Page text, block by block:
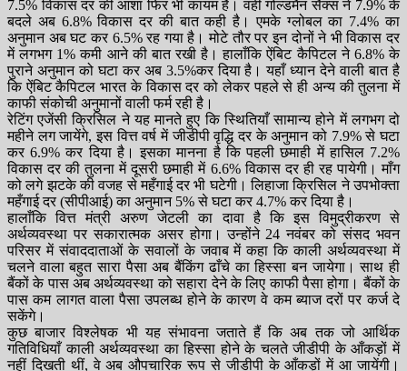
7.5% विकास दर की आशा फिर भी कायम है। वहीं गोल्डमैन सैक्स ने 7.9% के
बदले अब 6.8% विकास दर की बात कही है। एमके ग्लोबल का 7.4% का
अनुमान अब घट कर 6.5% रह गया है। मोटे तौर पर इन दोनों ने भी विकास दर
में लगभग 1% कमी आने की बात रखी है। हालाँकि ऐंबिट कैपिटल ने 6.8% के
पुराने अनुमान को घटा कर अब 3.5%कर दिया है। यहाँ ध्यान देने वाली बात है
कि ऐंबिट कैपिटल भारत के विकास दर को लेकर पहले से ही अन्य की तुलना में
काफी संकोची अनुमानों वाली फर्म रही है।
रेटिंग एजेंसी क्रिसिल ने यह मानते हुए कि स्थितियाँ सामान्य होने में लगभग दो
महीने लग जायेंगे, इस वित्त वर्ष में जीडीपी वृद्धि दर के अनुमान को 7.9% से घटा
कर 6.9% कर दिया है। इसका मानना है कि पहली छमाही में हासिल 7.2%
विकास दर की तुलना में दूसरी छमाही में 6.6% विकास दर ही रह पायेगी। माँग
को लगे झटके की वजह से महँगाई दर भी घटेगी। लिहाजा क्रिसिल ने उपभोक्ता
महँगाई दर (सीपीआई) का अनुमान 5% से घटा कर 4.7% कर दिया है।
हालाँकि वित्त मंत्री अरुण जेटली का दावा है कि इस विमुद्रीकरण से
अर्थव्यवस्था पर सकारात्मक असर होगा। उन्होंने 24 नवंबर को संसद भवन
परिसर में संवाददाताओं के सवालों के जवाब में कहा कि काली अर्थव्यवस्था में
चलने वाला बहुत सारा पैसा अब बैंकिंग ढाँचे का हिस्सा बन जायेगा। साथ ही
बैंकों के पास अब अर्थव्यवस्था को सहारा देने के लिए काफी पैसा होगा। बैंकों के
पास कम लागत वाला पैसा उपलब्ध होने के कारण वे कम ब्याज दरों पर कर्ज दे
सकेंगे।
कुछ बाजार विश्लेषक भी यह संभावना जताते हैं कि अब तक जो आर्थिक
गतिविधियाँ काली अर्थव्यवस्था का हिस्सा होने के चलते जीडीपी के आँकड़ों में
नहीं दिखती थीं, वे अब औपचारिक रूप से जीडीपी के आँकड़ों में आ जायेंगी।